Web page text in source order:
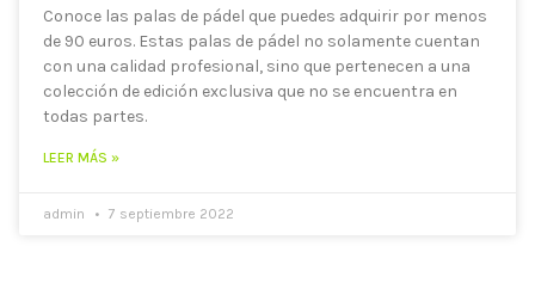
Conoce las palas de pádel que puedes adquirir por menos
de 90 euros. Estas palas de pádel no solamente cuentan
con una calidad profesional, sino que pertenecen a una
colección de edición exclusiva que no se encuentra en
todas partes.
LEER MÁS »
admin 7 septiembre 2022